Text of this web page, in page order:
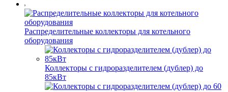
Распределительные коллекторы для котельного
оборудования
Коллекторы с гидроразделителем (дублер) до
85кВт